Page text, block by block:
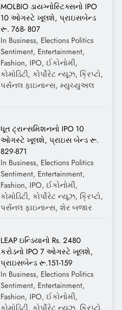
MOLBIO ડાયગ્નોસ્ટિક્સનો IPO
10 ઓગસ્ટે ખૂલશે, પ્રાઇસબેન્ડ
રૂ. 768- 807
In Business, Elections Politics
Sentiment, Entertainment,
Fashion, IPO, ઈકોનોમી,
કોમોડિટી, કોર્પોરેટ ન્યૂઝ, ક્રિપ્ટો,
પર્સનલ ફાઇનાન્સ, મ્યુચ્યુઅલ
ધૂત ટ્રાન્સમિશનનો IPO 10
ઓગસ્ટે ખૂલશે, પ્રાઇસ બેન્ડ રૂ.
829-871
In Business, Elections Politics
Sentiment, Entertainment,
Fashion, IPO, ઈકોનોમી,
કોમોડિટી, કોર્પોરેટ ન્યૂઝ, ક્રિપ્ટો,
પર્સનલ ફાઇનાન્સ, શેર બજાર
LEAP ઇન્ડિયાનો Rs. 2480
કરોડનો IPO 7 ઓગસ્ટે ખૂલશે,
પ્રાઇસબેન્ડ રૂ.151-159
In Business, Elections Politics
Sentiment, Entertainment,
Fashion, IPO, ઈકોનોમી,